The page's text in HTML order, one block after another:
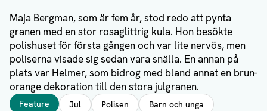
Maja Bergman, som är fem år, stod redo att pynta
granen med en stor rosaglittrig kula. Hon besökte
polishuset för första gången och var lite nervös, men
poliserna visade sig sedan vara snälla. En annan på
plats var Helmer, som bidrog med bland annat en brun-
orange dekoration till den stora julgranen.
Taggar
Feature Jul Polisen Barn och unga